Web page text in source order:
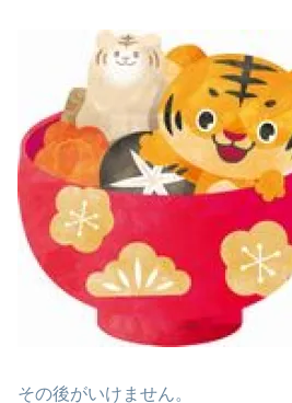
その後がいけません。